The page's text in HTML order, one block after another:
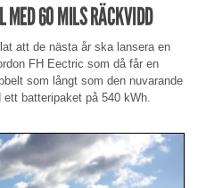
MED 60 MILS RÄCKVIDD
att de nästa år ska lansera en
FH Eectric som då får en
som långt som den nuvarande
batteripaket på 540 kWh.